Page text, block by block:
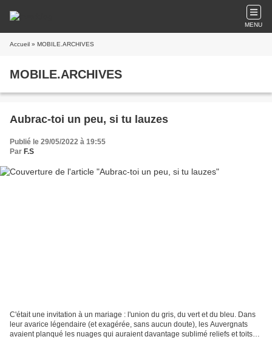
MENU
Accueil » MOBILE.ARCHIVES
MOBILE.ARCHIVES
Aubrac-toi un peu, si tu lauzes
Publié le 29/05/2022 à 19:55
Par F.S
C'était une invitation à un mariage : l'union du gris, du vert et du bleu. Dans
leur avarice légendaire (et exagérée, sans aucun doute), les Auvergnats
avaient planqué les nuages qui auraient davantage sublimé reliefs et toits